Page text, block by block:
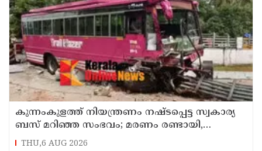
കുന്നംകുളത്ത് നിയന്ത്രണം നഷ്ടപ്പെട്ട സ്വകാര്യ
ബസ് മറിഞ്ഞ സംഭവം; മരണം രണ്ടായി,
എട്ടുപേർക്ക് പരിക്ക്
THU,6 AUG 2026